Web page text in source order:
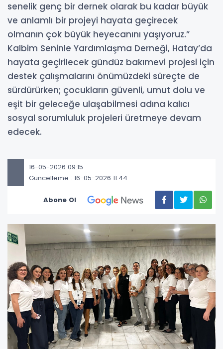
senelik genç bir dernek olarak bu kadar büyük
ve anlamlı bir projeyi hayata geçirecek
olmanın çok büyük heyecanını yaşıyoruz.”
Kalbim Seninle Yardımlaşma Derneği, Hatay’da
hayata geçirilecek gündüz bakımevi projesi için
destek çalışmalarını önümüzdeki süreçte de
sürdürürken; çocukların güvenli, umut dolu ve
eşit bir geleceğe ulaşabilmesi adına kalıcı
sosyal sorumluluk projeleri üretmeye devam
edecek.
16-05-2026 09:15
Güncelleme : 16-05-2026 11:44
Abone Ol